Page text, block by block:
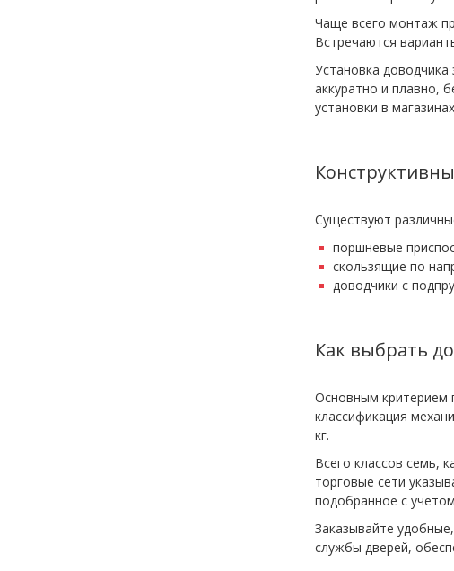
Чаще всего монтаж
Встречаются
Установка
аккуратно и плавно,
установки в
Существуют
поршневые
скользящие по
доводчики с
Как выбрать
Основным критерием
классификация
кг.
Всего классов семь,
торговые сети
подобранное с
Заказывайте
службы дверей,